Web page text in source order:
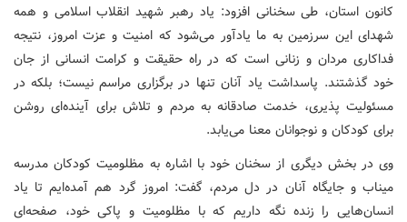
کانون استان، طی سخنانی افزود: یاد رهبر شهید انقلاب اسلامی و همه
شهدای این سرزمین به ما یادآور می‌شود که امنیت و عزت امروز، نتیجه
فداکاری مردان و زنانی است که در راه حقیقت و کرامت انسانی از جان
خود گذشتند. پاسداشت یاد آنان تنها در برگزاری مراسم نیست؛ بلکه در
مسئولیت‌ پذیری، خدمت صادقانه به مردم و تلاش برای آینده‌ای روشن
برای کودکان و نوجوانان معنا می‌یابد.
وی در بخش دیگری از سخنان خود با اشاره به مظلومیت کودکان مدرسه
میناب و جایگاه آنان در دل مردم، گفت: امروز گرد هم آمده‌ایم تا یاد
انسان‌هایی را زنده نگه داریم که با مظلومیت و پاکی خود، صفحه‌ای